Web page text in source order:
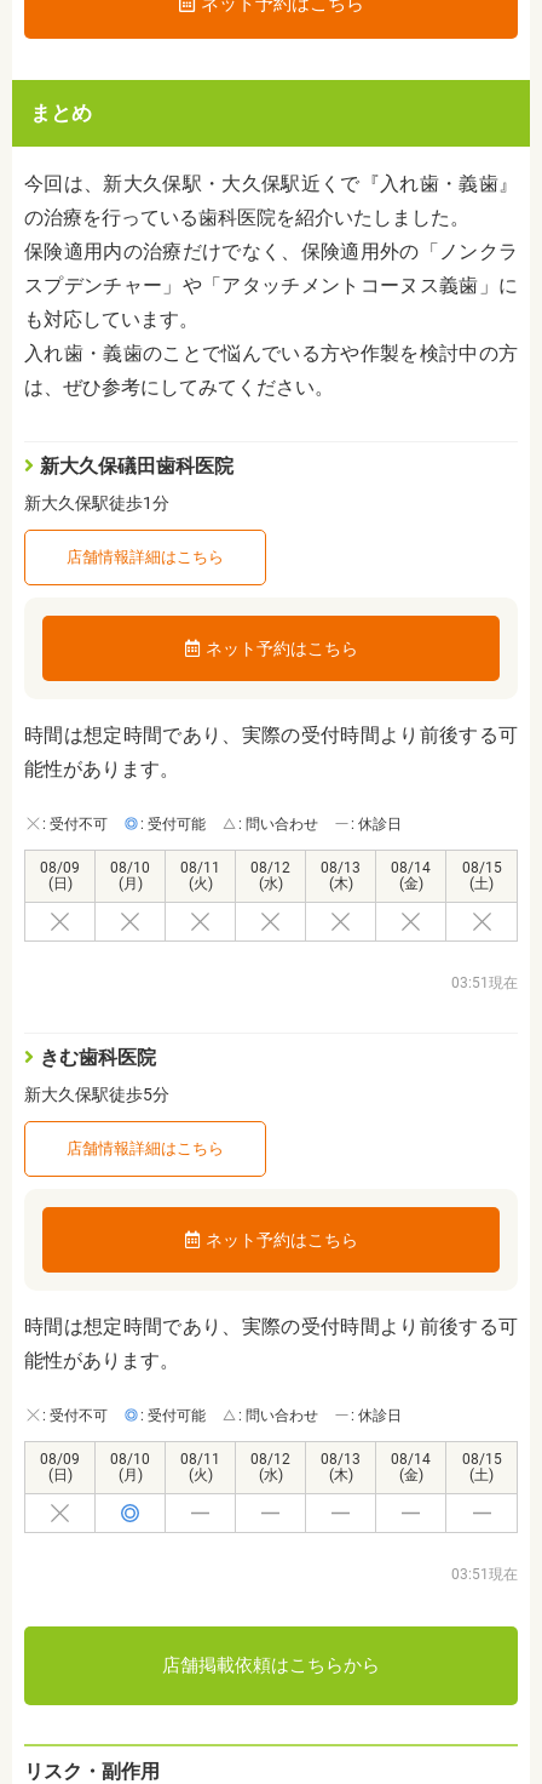
まとめ
今回は、新大久保駅・大久保駅近くで『入れ歯・義歯』
の治療を行っている歯科医院を紹介いたしました。
保険適用内の治療だけでなく、保険適用外の「ノンクラ
スプデンチャー」や「アタッチメントコーヌス義歯」に
も対応しています。
入れ歯・義歯のことで悩んでいる方や作製を検討中の方
は、ぜひ参考にしてみてください。
新大久保礒田歯科医院
新大久保駅徒歩1分
店舗情報詳細はこちら
ネット予約はこちら
時間は想定時間であり、実際の受付時間より前後する可
能性があります。
: 受付不可 : 受付可能 : 問い合わせ : 休診日
08/09
(日)
08/10
(月)
08/11
(火)
08/12
(水)
08/13
(木)
08/14
(金)
08/15
(土)
03:51現在
きむ歯科医院
新大久保駅徒歩5分
店舗情報詳細はこちら
ネット予約はこちら
時間は想定時間であり、実際の受付時間より前後する可
能性があります。
: 受付不可 : 受付可能 : 問い合わせ : 休診日
08/09
(日)
08/10
(月)
08/11
(火)
08/12
(水)
08/13
(木)
08/14
(金)
08/15
(土)
03:51現在
店舗掲載依頼はこちらから
リスク・副作用